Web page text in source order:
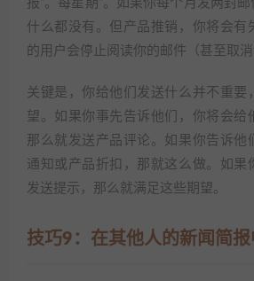
报”。每星期”。如果你每个月发两封邮
什么都没有。但产品推销，你将会有
的用户会停止阅读你的邮件（甚至取消
关键是，你给他们发送什么并不重要
望。如果你事先告诉他们，你将会给
那么就发送产品评论。如果你告诉他
通知或产品折扣，那就这么做。如果
发送提示，那么就满足这些期望。
技巧9：在其他人的新闻简报